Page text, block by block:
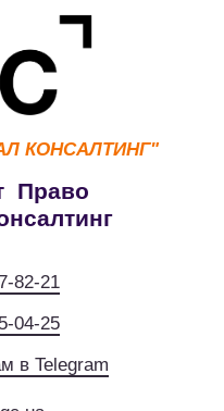
КОНСАЛТИНГ"
Право
82-21
04-25
в Telegram